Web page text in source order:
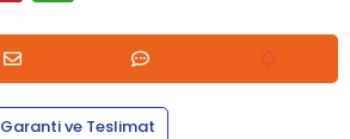
Garanti ve Teslimat